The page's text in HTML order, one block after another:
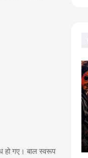
हो गए। बाल स्वरूप